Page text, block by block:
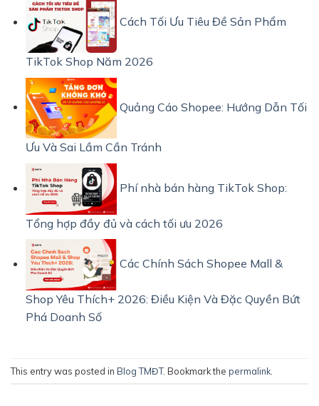
Cách Tối Ưu Tiêu Đề Sản Phẩm
TikTok Shop Năm 2026
Quảng Cáo Shopee: Hướng Dẫn Tối
Ưu Và Sai Lầm Cần Tránh
Phí nhà bán hàng TikTok Shop:
Tổng hợp đầy đủ và cách tối ưu 2026
Các Chính Sách Shopee Mall &
Shop Yêu Thích+ 2026: Điều Kiện Và Đặc Quyền Bứt
Phá Doanh Số
This entry was posted in Blog TMĐT. Bookmark the permalink